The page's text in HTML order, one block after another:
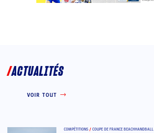
ACTUALITÉS
VOIR TOUT
COMPÉTITIONS / COUPE DE FRANCE BEACHHANDBALL